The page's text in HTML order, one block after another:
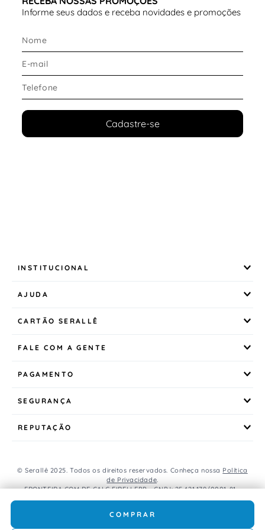
distâncias com este tênis de corrida de alto
desempenho.
COMPRAR
Informe seus dados e receba novidades e promoções
Cadastre-se
INSTITUCIONAL
AJUDA
CARTÃO SERALLÊ
FALE COM A GENTE
PAGAMENTO
SEGURANÇA
REPUTAÇÃO
© Serallê 2025. Todos os direitos reservados. Conheça nossa Política
de Privacidade.
FRONTEIRA COM DE CALC EIRELI EPP - CNPJ: 25.421.179/0001-81 -
Avenida Brasil, 456, Centro, CEP: 85.851-000, Foz do Iguaçu, PR, Brasil.
válido é o do carrinho de compras.